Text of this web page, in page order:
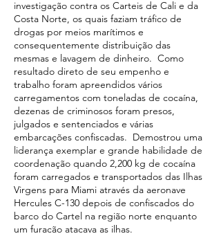
investigação contra os Carteis de Cali e da
Costa Norte, os quais faziam tráfico de
drogas por meios marítimos e
consequentemente distribuição das
mesmas e lavagem de dinheiro. Como
resultado direto de seu empenho e
trabalho foram apreendidos vários
carregamentos com toneladas de cocaína,
dezenas de criminosos foram presos,
julgados e sentenciados e várias
embarcações confiscadas. Demostrou uma
liderança exemplar e grande habilidade de
coordenação quando 2,200 kg de cocaína
foram carregados e transportados das Ilhas
Virgens para Miami através da aeronave
Hercules C-130 depois de confiscados do
barco do Cartel na região norte enquanto
um furacão atacava as ilhas.